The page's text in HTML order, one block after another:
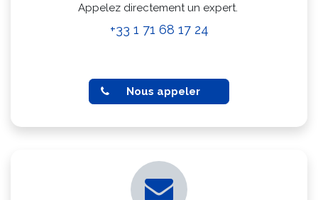
Appelez directement un expert.
+33 1 71 68 17 24
Nous appeler